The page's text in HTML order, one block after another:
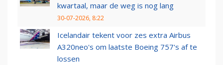
kwartaal, maar de weg is nog lang
30-07-2026, 8:22
Icelandair tekent voor zes extra Airbus
A320neo's om laatste Boeing 757's af te
lossen